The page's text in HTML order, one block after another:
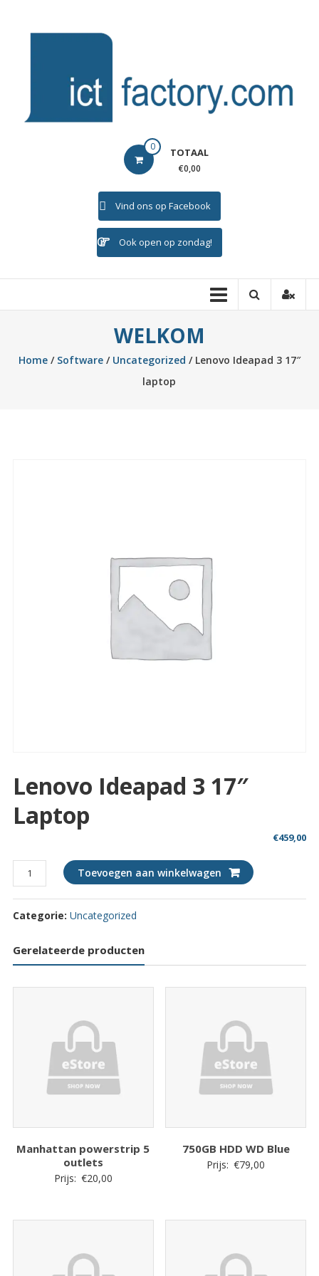
ICTFACTORY 0 TOTAAL
€0,00
Vind ons op Facebook
Ook open op zondag!
WELKOM
Home/ Software/ Uncategorized / Lenovo Ideapad 3 17″
laptop
Lenovo Ideapad 3 17″
Laptop
€459,00
Lenovo
Ideapad
3
17"
quantity
Toevoegen aan winkelwagen
Categorie: Uncategorized
Gerelateerde producten
Manhattan powerstrip 5
outlets
Prijs: €20,00
750GB HDD WD Blue
Prijs: €79,00